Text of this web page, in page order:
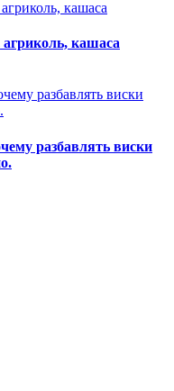
кашаса
разбавлять виски